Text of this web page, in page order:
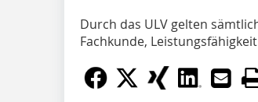
Durch das ULV gelten
Fachkunde,